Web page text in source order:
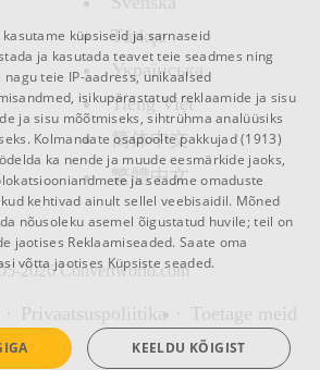
Türkçe
Украïнська
Tiếng Việt
简体中文
繁體中文
2026 Convertworld.com
Privaatsuspoliitika Toetage meid
SWEDISH
SPANISH
CATALAN
ARABIC
BULGARIAN
CZECH
GERMAN
FRENCH
küpsiseid ja sarnaseid
ja kasutada teavet teie seadmes ning
teie IP-aadress, unikaalsed
isikupärastatud reklaamide ja sisu
ja sisu mõõtmiseks, sihtrühma analüüsiks
Kolmandate osapoolte pakkujad (1913)
ka nende ja muude eesmärkide jaoks,
ja seadme omaduste
kehtivad ainult sellel veebisaidil. Mõned
nõusoleku asemel õigustatud huvile; teil on
jaotises Reklaamiseaded. Saate oma
võtta jaotises Küpsiste seaded.
KEELDU KÕIGIST